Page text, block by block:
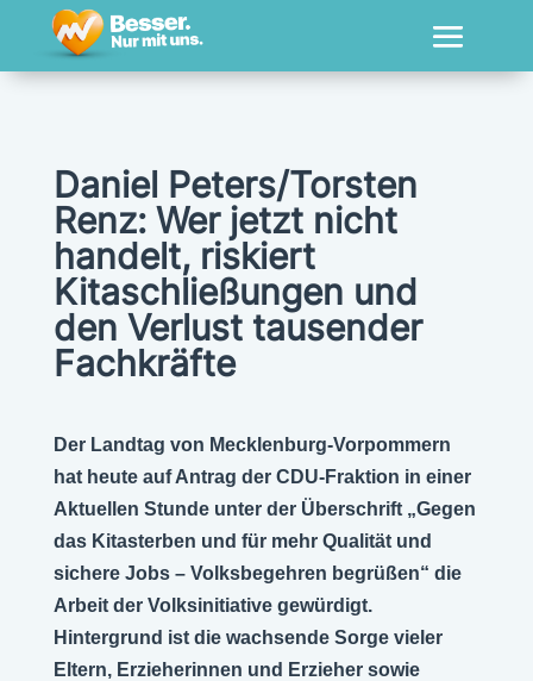
Daniel Peters/Torsten
Renz: Wer jetzt nicht
handelt, riskiert
Kitaschließungen und
den Verlust tausender
Fachkräfte
Der Landtag von Mecklenburg-Vorpommern
hat heute auf Antrag der CDU-Fraktion in einer
Aktuellen Stunde unter der Überschrift „Gegen
das Kitasterben und für mehr Qualität und
sichere Jobs – Volksbegehren begrüßen“ die
Arbeit der Volksinitiative gewürdigt.
Hintergrund ist die wachsende Sorge vieler
Eltern, Erzieherinnen und Erzieher sowie